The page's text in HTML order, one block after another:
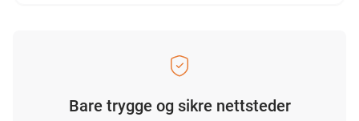
Bare trygge og sikre nettsteder